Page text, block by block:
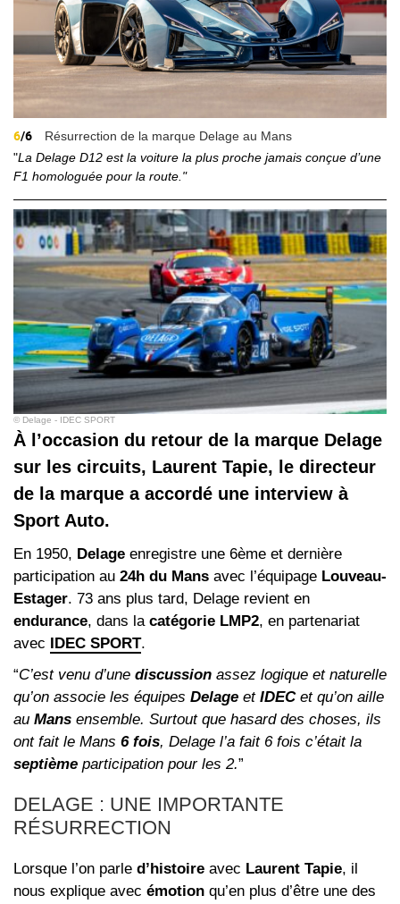
6/6
Résurrection de la marque Delage au Mans
"La Delage D12 est la voiture la plus proche jamais conçue d’une
F1 homologuée pour la route."
© Delage - IDEC SPORT
À l’occasion du retour de la marque Delage
sur les circuits, Laurent Tapie, le directeur
de la marque a accordé une interview à
Sport Auto.
En 1950, Delage enregistre une 6ème et dernière
participation au 24h du Mans avec l’équipage Louveau-
Estager. 73 ans plus tard, Delage revient en
endurance, dans la catégorie LMP2, en partenariat
avec
IDEC SPORT.
“C’est venu d’une discussion assez logique et naturelle
qu’on associe les équipes Delage et IDECet qu’on aille
au Mans ensemble. Surtout que hasard des choses, ils
ont fait le Mans 6 fois, Delage l’a fait 6 fois c’était la
septième participation pour les 2.”
DELAGE : UNE IMPORTANTE
RÉSURRECTION
Lorsque l’on parle d’histoire avec Laurent Tapie, il
nous explique avec émotion qu’en plus d’être une des